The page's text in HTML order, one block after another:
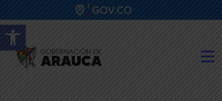
Abrir barra de herramientas